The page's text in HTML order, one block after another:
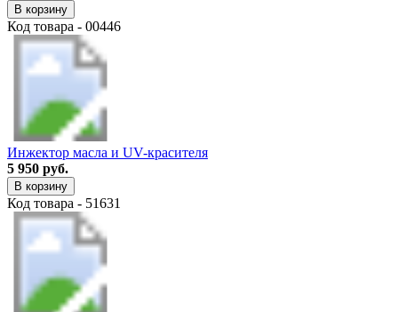
В корзину
Код товара - 00446
Инжектор масла и UV-красителя
5 950 руб.
В корзину
Код товара - 51631